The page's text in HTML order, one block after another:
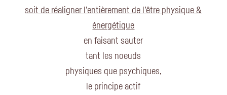
soit de réaligner l’entièrement de l’être physique &
énergétique
en faisant sauter
tant les noeuds
physiques que psychiques,
le principe actif